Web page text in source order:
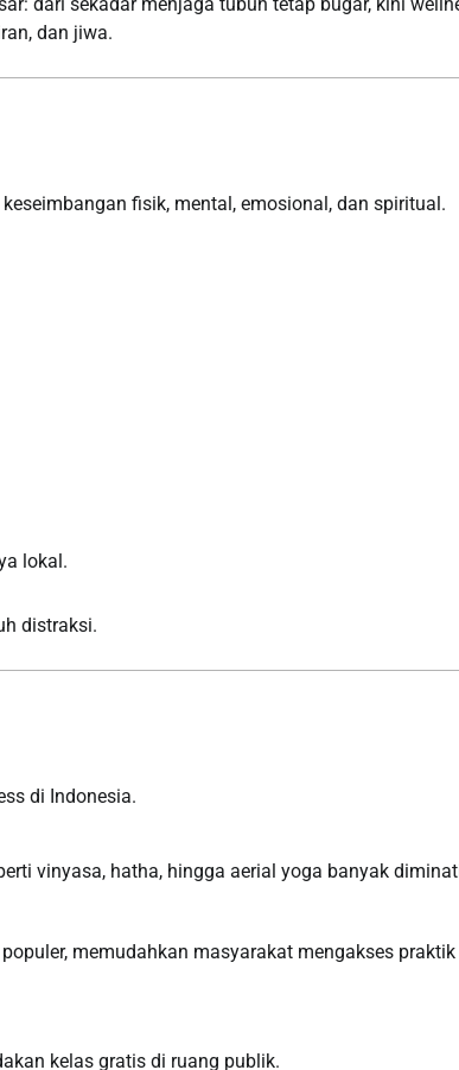
dan jiwa.
fisik, mental, emosional, dan spiritual.
lokal.
distraksi.
di Indonesia.
vinyasa, hatha, hingga aerial yoga banyak
memudahkan masyarakat mengakses praktik
kelas gratis di ruang publik.